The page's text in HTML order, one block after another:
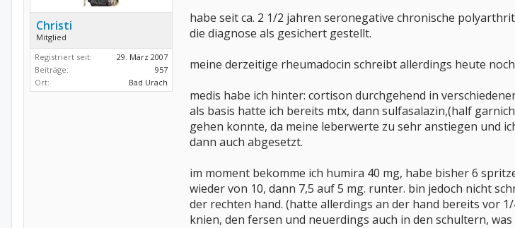
Christi
Mitglied
Registriert seit:
29. März 2007
Beiträge:
957
Ort:
Bad Urach
habe seit ca. 2 1/2 jahren seronegative chronische
die diagnose als gesichert gestellt.
meine derzeitige rheumadocin schreibt allerdings heute
medis habe ich hinter: cortison durchgehend in
als basis hatte ich bereits mtx, dann sulfasalazin,(half
gehen konnte, da meine leberwerte zu sehr anstiegen und
dann auch abgesetzt.
im moment bekomme ich humira 40 mg, habe bisher 6
wieder von 10, dann 7,5 auf 5 mg. runter. bin jedoch nicht
der rechten hand. (hatte allerdings an der hand bereits vor
knien, den fersen und neuerdings auch in den schultern,